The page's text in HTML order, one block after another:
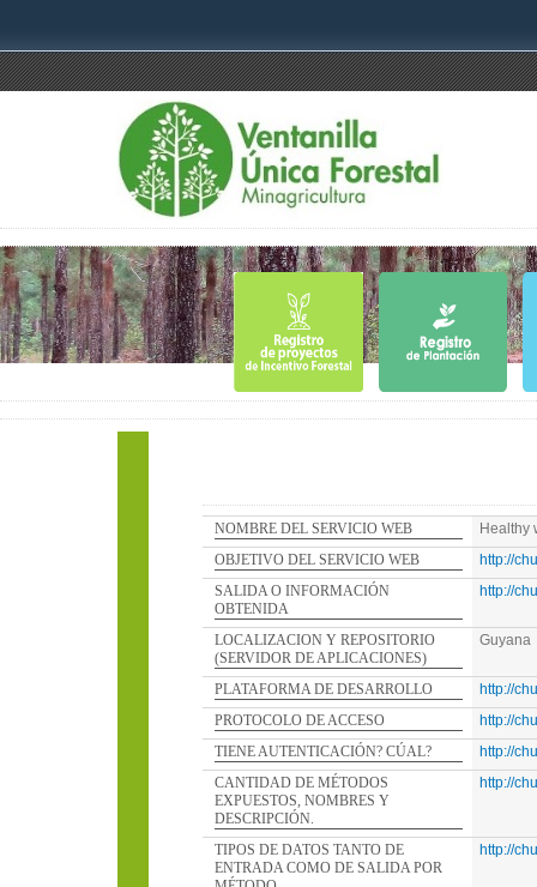
NOMBRE DEL SERVICIO WEB
Healthy
OBJETIVO DEL SERVICIO WEB
http://
SALIDA O INFORMACIÓN
OBTENIDA
http://
LOCALIZACION Y REPOSITORIO
(SERVIDOR DE APLICACIONES)
Guyana
PLATAFORMA DE DESARROLLO
http://
PROTOCOLO DE ACCESO
http://
TIENE AUTENTICACIÓN? CÚAL?
http://
CANTIDAD DE MÉTODOS
EXPUESTOS, NOMBRES Y
DESCRIPCIÓN.
http://
TIPOS DE DATOS TANTO DE
ENTRADA COMO DE SALIDA POR
http://